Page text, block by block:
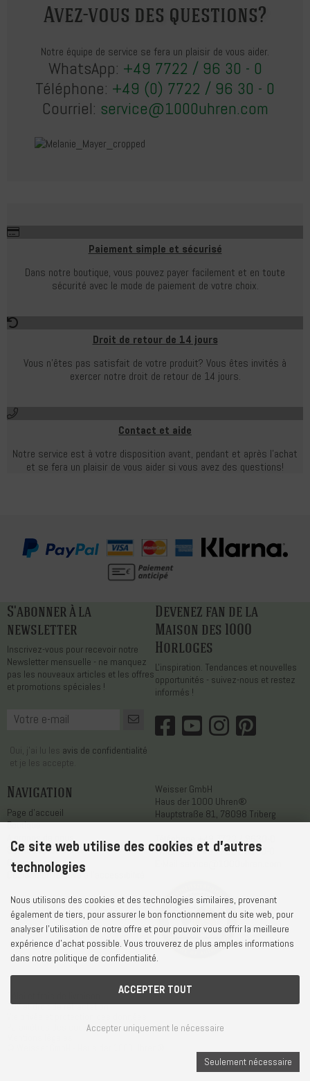
Avez-vous des questions?
Notre équipe de service se fera un plaisir de vous aider.
WhatsApp: +49 7722 / 96 30 - 0
Téléphone: +49 (0) 7722 / 96 30 - 0
Courriel: service@1000uhren.com
Paiement simple et sécurisé
Dans notre boutique, vous pouvez payer facilement et en toute
sécurité avec le mode de paiement de votre choix.
Droit de retour de 14 jours
Vous n'êtes pas satisfait de votre produit? Vous êtes invités à
exercer notre droit de retour de 14 jours.
Contact et aide
Notre service est à votre disposition avant, pendant et après l'achat
et se fera un plaisir de vous aider si vous avez des questions!
S'abonner à la
newsletter
Inscrivez-vous pour recevoir notre
Newsletter mensuelle - ne manquez
pas les nouveaux articles et les offres
et promotions spéciales !
Oui, j'ai lu les avis de confidentialité
et je les accepte.
Devenez fan de la
Maison des 1000
Horloges
L'inspiration. Tendances et nouvelles
opportunités - suivez-nous et restez
informés !
Navigation
Page d'accueil
Boutique
Service après-vente
Contact
Déclaration relative à l'accessibilité
Weisser GmbH
Haus der 1000 Uhren®
Hauptstraße 81, 78098 Triberg
Téléphone
+49 7722 / 9630-0
WhatsApp +49 7722 / 9630-0
CGV et droit de rétractation
Paramètres des cookies
Ce site web utilise des cookies et d'autres
technologies
Nous utilisons des cookies et des technologies similaires, provenant
également de tiers, pour assurer le bon fonctionnement du site web, pour
analyser l'utilisation de notre offre et pour pouvoir vous offrir la meilleure
expérience d'achat possible. Vous trouverez de plus amples informations
dans notre politique de confidentialité.
ACCEPTER TOUT
Accepter uniquement le nécessaire
Seulement nécessaire